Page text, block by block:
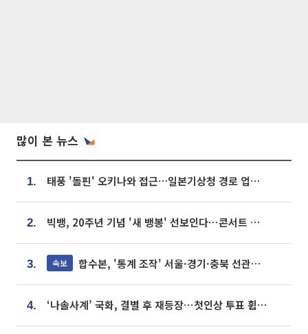
많이 본 뉴스
1. 태풍 '돌핀' 오키나와 접근…일본기상청 경로 업데이트
2. 빅뱅, 20주년 기념 '새 뱅봉' 선보인다⋯콘서트 앞두고 팝업 개최
3. 속보 합수본, '통계 조작' 서울·경기·충북 선관위 등 추가 압수수색
4. ‘나솔사계’ 국화, 결별 후 재등장⋯첫인상 투표 휩쓸고 ‘인기녀’ 등극